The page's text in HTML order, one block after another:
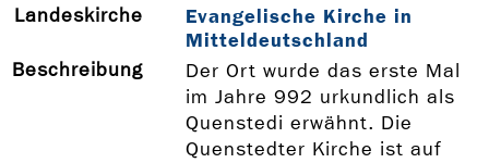
Landeskirche
Evangelische Kirche in
Mitteldeutschland
Beschreibung
Der Ort wurde das erste Mal
im Jahre 992 urkundlich als
Quenstedi erwähnt. Die
Quenstedter Kirche ist auf